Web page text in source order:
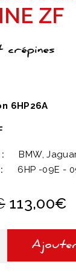
ZF
6HP26A
BMW,
6HP -09E -
Le
initial
était :
134,00€.
113,00€